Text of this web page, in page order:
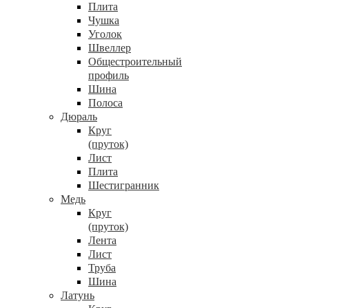
Плита
Чушка
Уголок
Швеллер
Общестроительный
профиль
Шина
Полоса
Дюраль
Круг
(пруток)
Лист
Плита
Шестигранник
Медь
Круг
(пруток)
Лента
Лист
Труба
Шина
Латунь